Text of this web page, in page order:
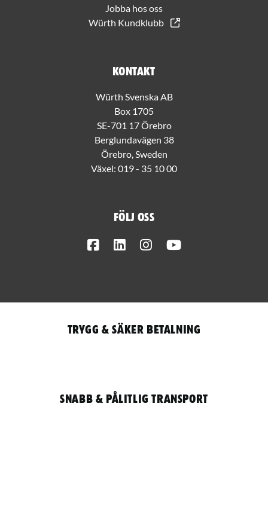
Jobba hos oss
Würth Kundklubb
Kontakt
Würth Svenska AB
Box 1705
SE-701 17 Örebro
Berglundavägen 38
Örebro, Sweden
Växel: 019 - 35 10 00
Följ oss
FacebookLinkedInInstagram
Trygg & säker betalning
Snabb & pålitlig transport